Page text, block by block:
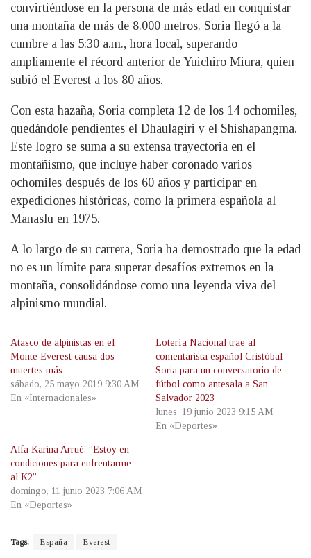
convirtiéndose en la persona de más edad en conquistar
una montaña de más de 8.000 metros. Soria llegó a la
cumbre a las 5:30 a.m., hora local, superando
ampliamente el récord anterior de Yuichiro Miura, quien
subió el Everest a los 80 años.
Con esta hazaña, Soria completa 12 de los 14 ochomiles,
quedándole pendientes el Dhaulagiri y el Shishapangma.
Este logro se suma a su extensa trayectoria en el
montañismo, que incluye haber coronado varios
ochomiles después de los 60 años y participar en
expediciones históricas, como la primera española al
Manaslu en 1975.
A lo largo de su carrera, Soria ha demostrado que la edad
no es un límite para superar desafíos extremos en la
montaña, consolidándose como una leyenda viva del
alpinismo mundial.
Atasco de alpinistas en el
Monte Everest causa dos
muertes más
sábado, 25 mayo 2019 9:30 AM
En «Internacionales»
Lotería Nacional trae al
comentarista español Cristóbal
Soria para un conversatorio de
fútbol como antesala a San
Salvador 2023
lunes, 19 junio 2023 9:15 AM
En «Deportes»
Alfa Karina Arrué: “Estoy en
condiciones para enfrentarme
al K2”
domingo, 11 junio 2023 7:06 AM
En «Deportes»
Tags: España Everest